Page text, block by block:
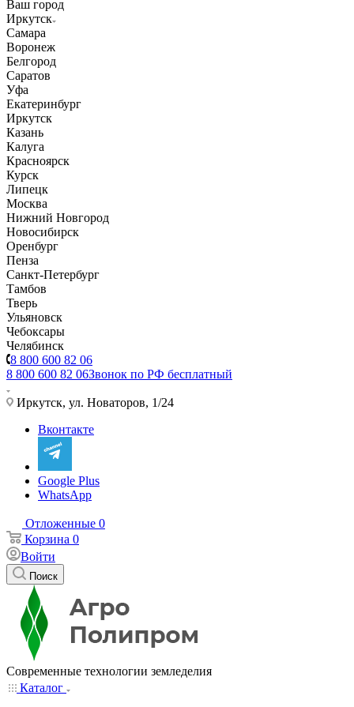
Ваш город
Иркутск
Самара
Воронеж
Белгород
Саратов
Уфа
Екатеринбург
Иркутск
Казань
Калуга
Красноярск
Курск
Липецк
Москва
Нижний Новгород
Новосибирск
Оренбург
Пенза
Санкт-Петербург
Тамбов
Тверь
Ульяновск
Чебоксары
Челябинск
8 800 600 82 06
8 800 600 82 06Звонок по РФ бесплатный
Иркутск, ул. Новаторов, 1/24
Вконтакте
Google Plus
WhatsApp
Отложенные 0
Корзина 0
Войти
Поиск
Современные технологии земледелия
Каталог